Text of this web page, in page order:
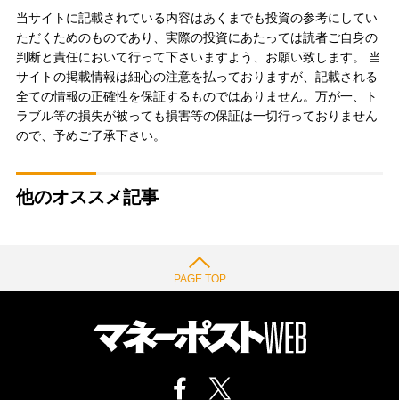
当サイトに記載されている内容はあくまでも投資の参考にしてい
ただくためのものであり、実際の投資にあたっては読者ご自身の
判断と責任において行って下さいますよう、お願い致します。 当
サイトの掲載情報は細心の注意を払っておりますが、記載される
全ての情報の正確性を保証するものではありません。万が一、ト
ラブル等の損失が被っても損害等の保証は一切行っておりません
ので、予めご了承下さい。
他のオススメ記事
PAGE TOP